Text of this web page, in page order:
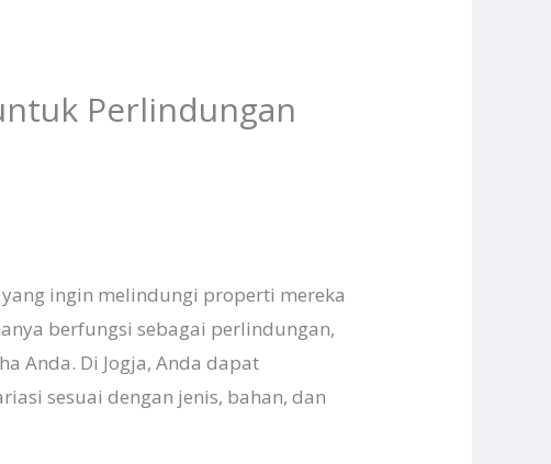
Perlindungan
ingin melindungi properti mereka
berfungsi sebagai perlindungan,
Anda. Di Jogja, Anda dapat
sesuai dengan jenis, bahan, dan